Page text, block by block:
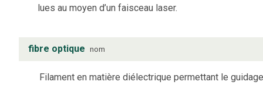
lues au moyen d’un faisceau laser.
fibre optique nom
Filament en matière diélectrique permettant le